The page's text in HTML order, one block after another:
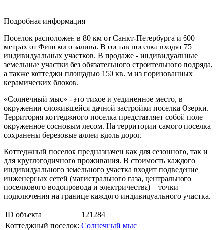
Подробная информация
Поселок расположен в 80 км от Санкт-Петербурга и 600
метрах от Финского залива. В состав поселка входят 75
индивидуальных участков. В продаже - индивидуальные
земельные участки без обязательного строительного подряда,
а также коттеджи площадью 150 кв. м из поризованных
керамических блоков.
«Солнечный мыс» - это тихое и уединенное место, в
окружении сложившейся дачной застройки поселка Озерки.
Территория коттеджного поселка представляет собой поле
окруженное сосновым лесом. На территории самого поселка
сохранены березовые аллеи вдоль дорог.
Коттеджный поселок предназначен как для сезонного, так и
для круглогодичного проживания. В стоимость каждого
индивидуального земельного участка входит подведение
инженерных сетей (магистрального газа, центрального
поселкового водопровода и электричества) – точки
подключения на границе каждого индивидуального участка.
ID объекта
121284
Коттеджный поселок: Солнечный мыс